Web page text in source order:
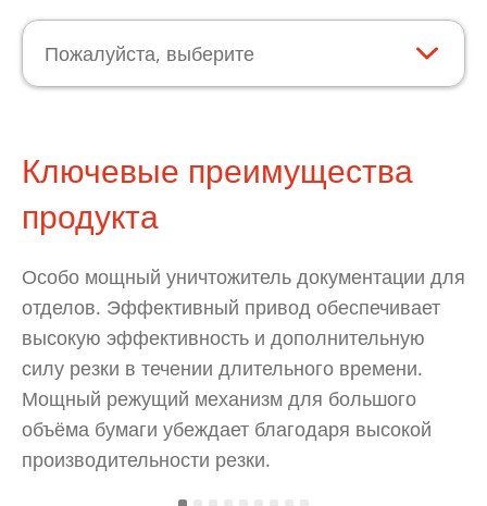
Пожалуйста, выберите
Ключевые преимущества
продукта
Особо мощный уничтожитель документации для
отделов. Эффективный привод обеспечивает
высокую эффективность и дополнительную
силу резки в течении длительного времени.
Мощный режущий механизм для большого
объёма бумаги убеждает благодаря высокой
производительности резки.